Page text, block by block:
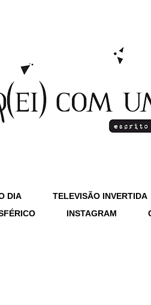
DIA TELEVISÃO INVERTIDA
INSTAGRAM